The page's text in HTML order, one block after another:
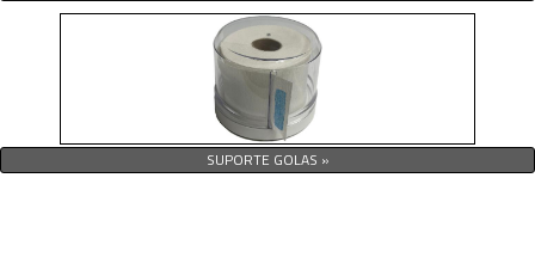
SUPORTE GOLAS »